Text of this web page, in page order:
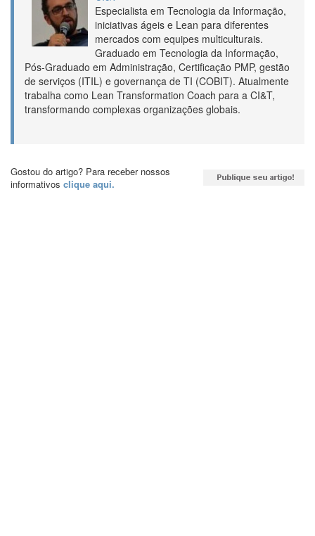
Especialista em Tecnologia da Informação,
iniciativas ágeis e Lean para diferentes
mercados com equipes multiculturais.
Graduado em Tecnologia da Informação,
Pós-Graduado em Administração, Certificação PMP, gestão
de serviços (ITIL) e governança de TI (COBIT). Atualmente
trabalha como Lean Transformation Coach para a CI&T,
transformando complexas organizações globais.
Gostou do artigo? Para receber nossos
informativos clique aqui.